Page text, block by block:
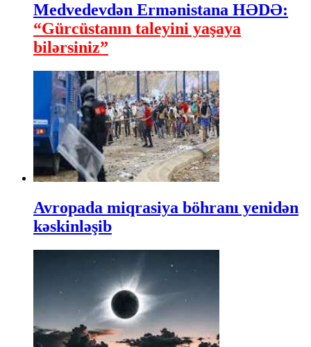
Medvedevdən Ermənistana HƏDƏ:
“Gürcüstanın taleyini yaşaya
bilərsiniz”
Avropada miqrasiya böhranı yenidən
kəskinləşib